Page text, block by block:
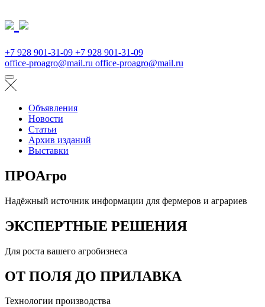
+7 928 901-31-09 +7 928 901-31-09
office-proagro@mail.ru office-proagro@mail.ru
Объявления
Новости
Статьи
Архив изданий
Выставки
ПРОАгро
Надёжный источник информации для фермеров и аграриев
ЭКСПЕРТНЫЕ РЕШЕНИЯ
Для роста вашего агробизнеса
ОТ ПОЛЯ ДО ПРИЛАВКА
Технологии производства